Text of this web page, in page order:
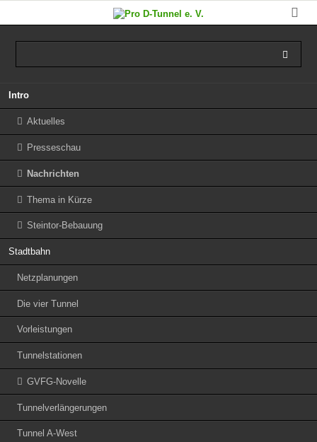
Navigation
Intro
Aktuelles
Presseschau
Nachrichten
Thema in Kürze
Steintor-Bebauung
Stadtbahn
Netzplanungen
Die vier Tunnel
Vorleistungen
Tunnelstationen
GVFG-Novelle
Tunnelverlängerungen
Tunnel A-West